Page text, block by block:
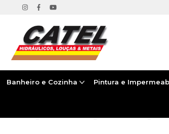
Banheiro e Cozinha Pintura e